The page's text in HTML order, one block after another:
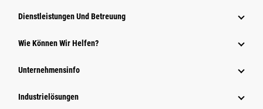
Dienstleistungen Und Betreuung
Wie Können Wir Helfen?
Unternehmensinfo
Industrielösungen